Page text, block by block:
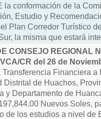
la conformación de la
Estudio y
Plan Corredor Turístico
la misma que estará
CONSEJO REGIONAL
CR del 26 de
Financiera a
Distrital de Huachos,
y Departamento de
Nuevos Soles,
de los estudios a nivel de